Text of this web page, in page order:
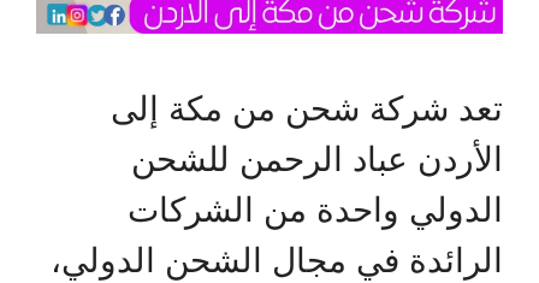
تعد شركة شحن من مكة إلى
الأردن عباد الرحمن للشحن
الدولي واحدة من الشركات
الرائدة في مجال الشحن الدولي،